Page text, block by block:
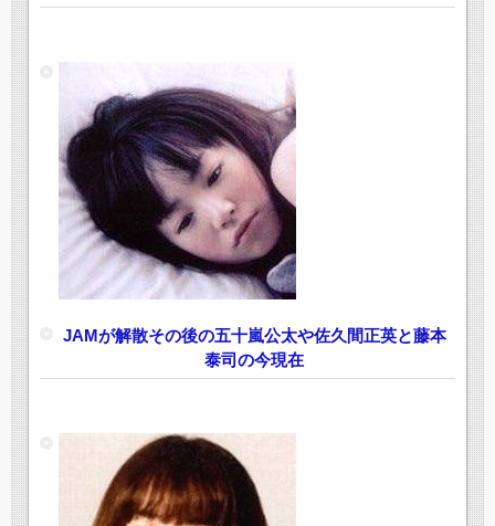
JAMが解散その後の五十嵐公太や佐久間正英と藤本
泰司の今現在